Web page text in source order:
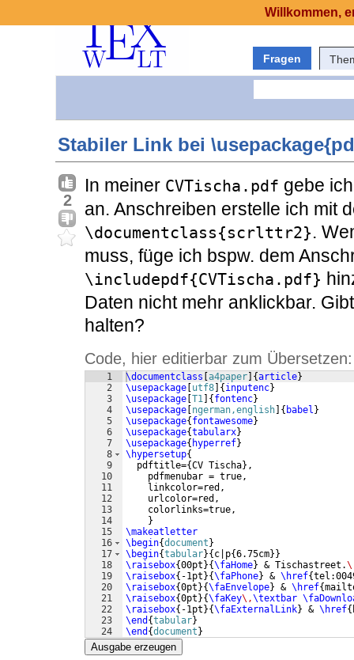
Fragen
Stabiler Link bei
2
In meiner CVTischa.pdf gebe
an. Anschreiben erstelle ich mit
\documentclass{scrlttr2}.
muss, füge ich bspw. dem
\includepdf{CVTischa.pdf}
Daten nicht mehr anklickbar.
halten?
Code, hier editierbar zum Übersetzen:
1
2
3
4
5
6
7
8
9
10
11
12
13
14
15
16
17
18
19
20
21
22
23
24
\documentclass a4paper {article}
\usepackage utf8 { inputenc}
\usepackage T1 { fontenc}
\usepackage ngerman,english { babel }
\usepackage{ fontawesome}
\usepackage{tabularx}
\usepackage{ hyperref}
\hypersetup{
  pdftitle=
{CV Tischa} ,
    pdfmenubar = true,
    linkcolor=red,
    urlcolor=red,
    colorlinks=true,
}
\makeatletter
\begin{document }
\begin{tabular}{ c|p{6.75cm}}
\raisebox{00pt }{\faHome} & Tischastreet.
\raisebox{ -1pt }{\faPhone} & \href{
\raisebox{0pt }{\faEnvelope} & \href{
\raisebox{0pt }{\faKey\,\textbar
\raisebox{ -1pt }{\faExternalLink} & \href{
\end {tabular}
\end {document }
Ausgabe erzeugen
Willkommen,